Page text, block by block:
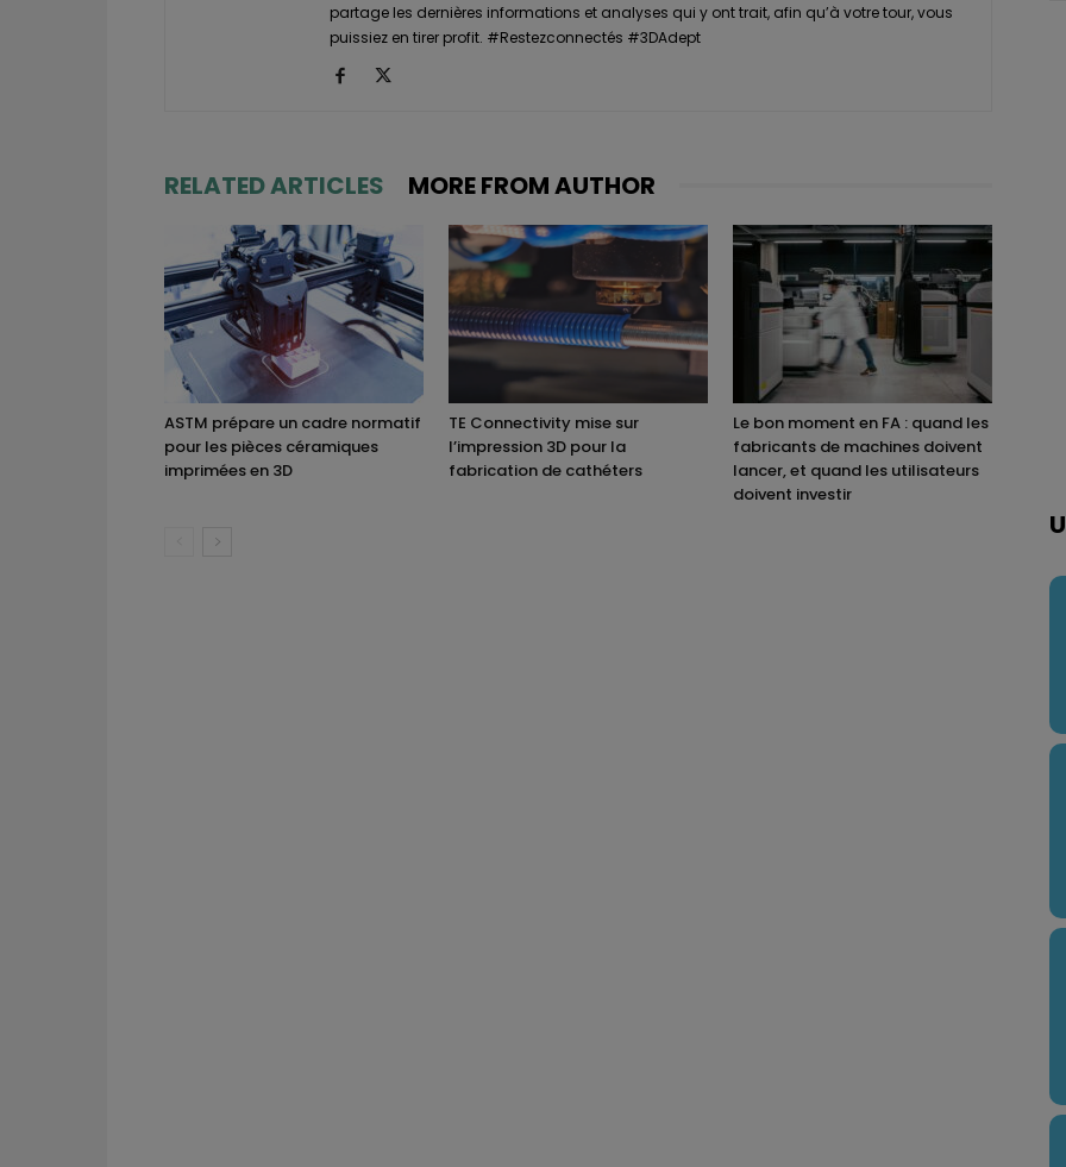
partage les dernières informations et analyses qui y ont trait, afin qu’à votre tour, vous
puissiez en tirer profit. #Restezconnectés #3DAdept
RELATED ARTICLES MORE FROM AUTHOR
ASTM prépare un cadre normatif
pour les pièces céramiques
imprimées en 3D
TE Connectivity mise sur
l’impression 3D pour la
fabrication de cathéters
Le bon moment en FA : quand les
fabricants de machines doivent
lancer, et quand les utilisateurs
doivent investir